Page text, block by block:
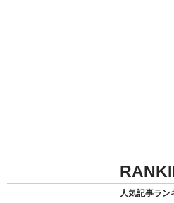
人気記事ラン